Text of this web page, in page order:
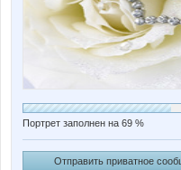
Портрет заполнен на 69 %
Отправить приватное